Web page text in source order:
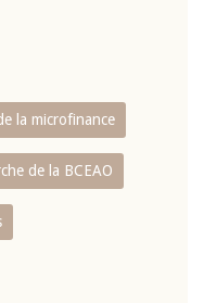
la microfinance
de la BCEAO